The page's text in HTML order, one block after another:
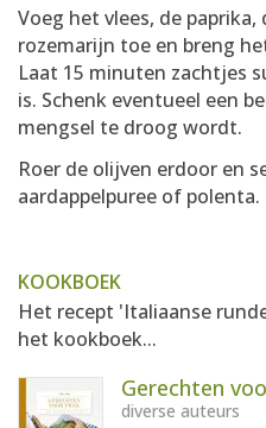
Voeg het vlees, de
rozemarijn toe en breng
Laat 15 minuten zachtjes
is. Schenk eventueel een
mengsel te droog wordt.
Roer de olijven erdoor en
aardappelpuree of polenta.
KOOKBOEK
Het recept 'Italiaanse
het kookboek...
Gerechten
diverse auteurs